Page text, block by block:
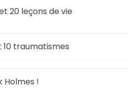
20 leçons de vie
10 traumatismes
Holmes !